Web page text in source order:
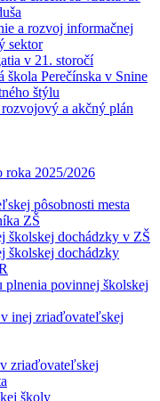
a rozvoj informačnej
sektor
v 21. storočí
škola Perečínska v Snine
štýlu
a akčný plán
roka 2025/2026
pôsobnosti mesta
ZŠ
školskej dochádzky v ZŠ
školskej dochádzky
plnenia povinnej školskej
inej zriaďovateľskej
zriaďovateľskej
školy